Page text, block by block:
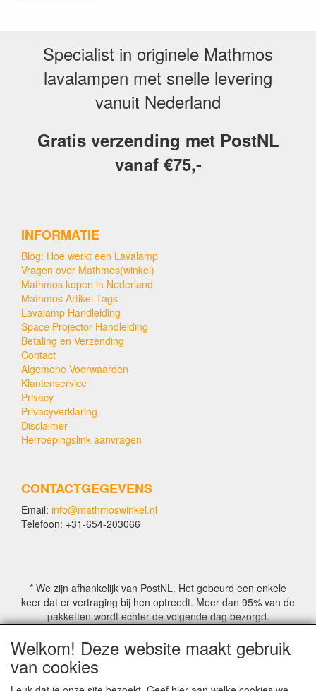
Specialist in originele Mathmos
lavalampen met snelle levering
vanuit Nederland
Gratis verzending met PostNL
vanaf €75,-
INFORMATIE
Blog: Hoe werkt een Lavalamp
Vragen over Mathmos(winkel)
Mathmos kopen in Nederland
Mathmos Artikel Tags
Lavalamp Handleiding
Space Projector Handleiding
Betaling en Verzending
Contact
Algemene Voorwaarden
Klantenservice
Privacy
Privacyverklaring
Disclaimer
Herroepingslink aanvragen
CONTACTGEGEVENS
Email: info@mathmoswinkel.nl
Telefoon: +31-654-203066
* We zijn afhankelijk van PostNL. Het gebeurd een enkele
keer dat er vertraging bij hen optreedt. Meer dan 95% van de
pakketten wordt echter de volgende dag bezorgd.
© COPYRIGHT by Mathmoswinkel.nl
Site Name, Ownership and Design Copyright by
Mathmoswinkel.nl
Welkom! Deze website maakt gebruik
van cookies